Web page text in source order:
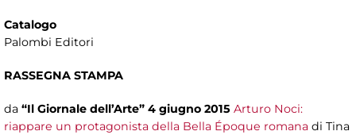
Catalogo
Palombi Editori
RASSEGNA STAMPA
da “Il Giornale dell’Arte” 4 giugno 2015 Arturo Noci:
riappare un protagonista della Bella Époque romana di Tina